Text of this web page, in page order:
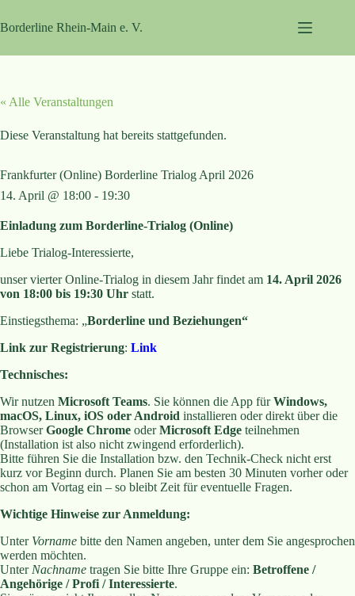
Inhalt
springen
Borderline Rhein-Main e. V.
« Alle Veranstaltungen
Diese Veranstaltung hat bereits stattgefunden.
Frankfurter (Online) Borderline Trialog April 2026
14. April @ 18:00 - 19:30
Einladung zum Borderline-Trialog (Online)
Liebe Trialog-Interessierte,
unser vierter Online-Trialog in diesem Jahr findet am 14. April 2026
von 18:00 bis 19:30 Uhr statt.
Einstiegsthema: „Borderline und Beziehungen“
Link zur Registrierung: Link
Technisches:
Wir nutzen Microsoft Teams. Sie können die App fürWindows,
macOS, Linux, iOS oder Android installieren oder direkt über die
BrowserGoogle Chrome oderMicrosoft Edge teilnehmen
(Installation ist also nicht zwingend erforderlich).
Bitte führen Sie die Installation bzw. den Technik-Check nicht erst
kurz vor Beginn durch. Planen Sie am besten 30 Minuten vorher oder
schon am Vortag ein – so bleibt Zeit für eventuelle Fragen.
Wichtige Hinweise zur Anmeldung:
Unter Vorname bitte den Namen angeben, unter dem Sie angesprochen
werden möchten.
Unter Nachname tragen Sie bitte Ihre Gruppe ein: Betroffene /
Angehörige / Profi / Interessierte.